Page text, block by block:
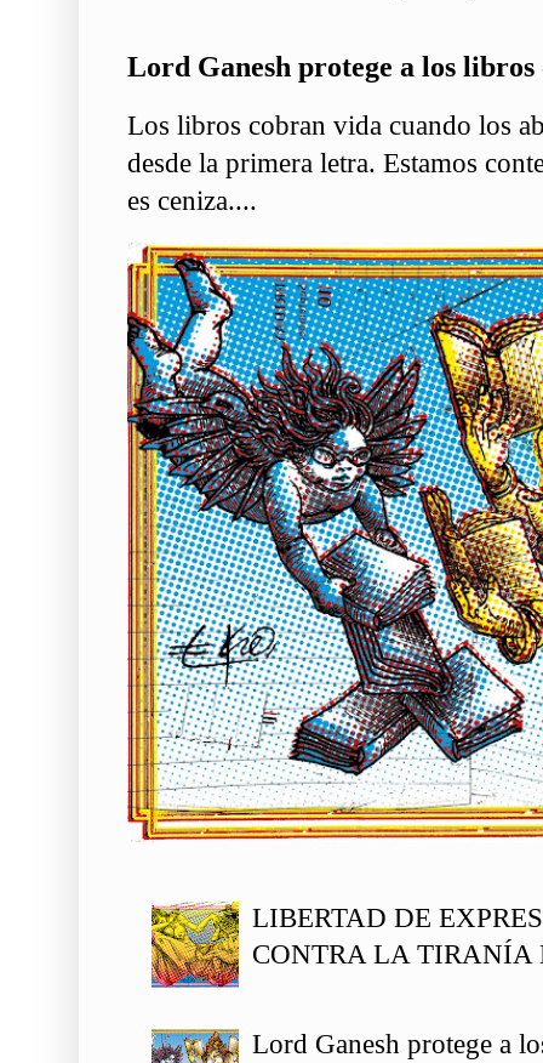
Lord Ganesh protege a los libros
Los libros cobran vida cuando los
desde la primera letra. Estamos
es ceniza....
LIBERTAD DE
CONTRA LA TIRANÍA
Lord Ganesh protege a